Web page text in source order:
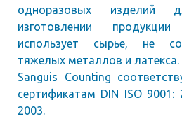
одноразовых изделий
изготовлении
использует сырье, не
тяжелых металлов и
Sanguis Counting
сертификатам DIN ISO 9001:
2003.